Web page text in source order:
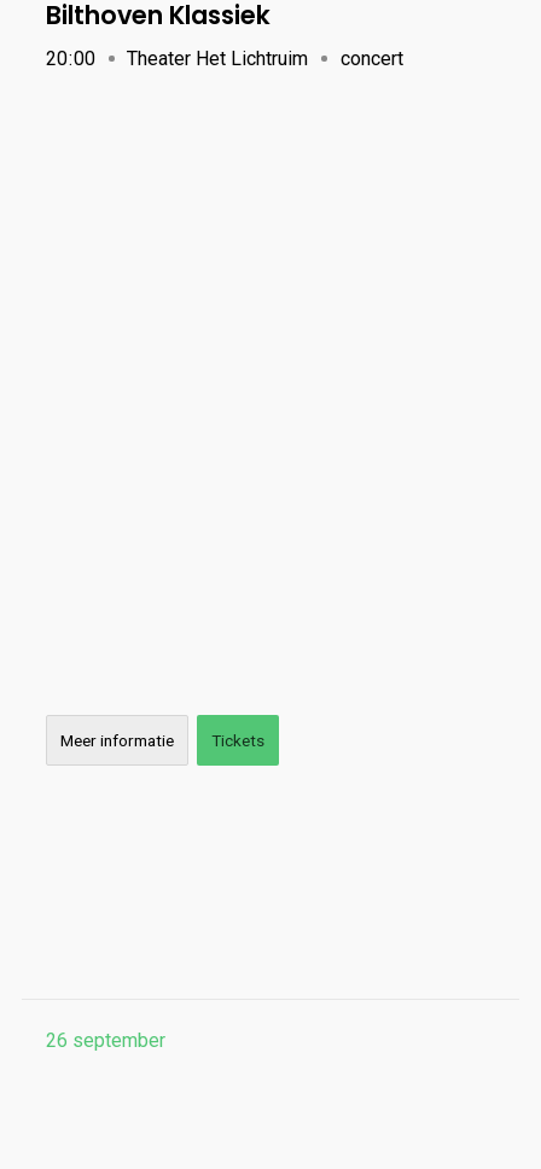
Bilthoven Klassiek
20:00 Theater Het Lichtruim concert
Meer informatie Tickets
26 september